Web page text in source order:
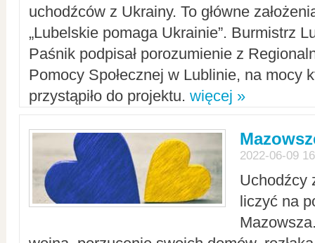
uchodźców z Ukrainy. To główne
„Lubelskie pomaga Ukrainie”. Burmistrz
Paśnik podpisał porozumienie z
Pomocy Społecznej w Lublinie, na mocy
przystąpiło do projektu. więcej »
2022-06-09
Uchodźcy
liczyć na